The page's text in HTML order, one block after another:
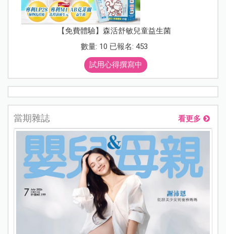
【免費體驗】森活舒敏兒童益生菌
數量: 10 已報名: 453
試用心得撰寫中
當期雜誌 看更多